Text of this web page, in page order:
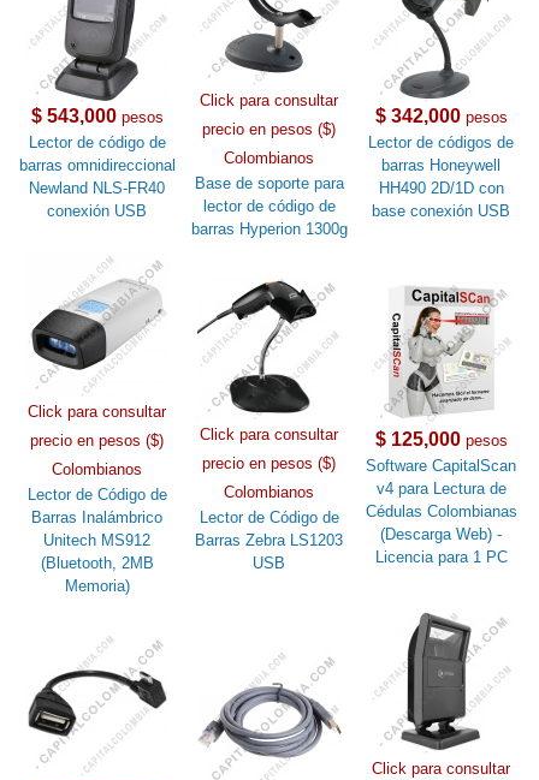
$ 543,000pesos
Lector de código de
barras omnidireccional
Newland NLS-FR40
conexión USB
Click para consultar
precio en pesos ($)
Colombianos
Base de soporte para
lector de código de
barras Hyperion 1300g
$ 342,000pesos
Lector de códigos de
barras Honeywell
HH490 2D/1D con
base conexión USB
Click para consultar
precio en pesos ($)
Colombianos
Lector de Código de
Barras Inalámbrico
Unitech MS912
(Bluetooth, 2MB
Memoria)
Click para consultar
precio en pesos ($)
Colombianos
Lector de Código de
Barras Zebra LS1203
USB
$ 125,000pesos
Software CapitalScan
v4 para Lectura de
Cédulas Colombianas
(Descarga Web) -
Licencia para 1 PC
Click para consultar